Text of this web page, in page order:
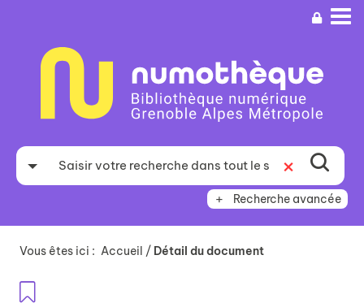
recherche
Recherche avancée
Vous êtes ici : Accueil / Détail du document